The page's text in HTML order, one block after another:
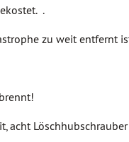
.
zu weit entfernt
acht